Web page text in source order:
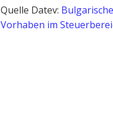
Quelle Datev:
Vorhaben im